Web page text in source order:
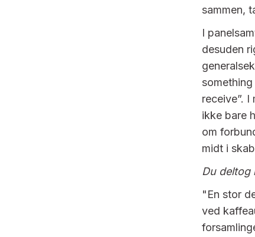
sammen,
I
desuden
receive”.
ikke bare
om
midt i
Du deltog
"En stor
ved